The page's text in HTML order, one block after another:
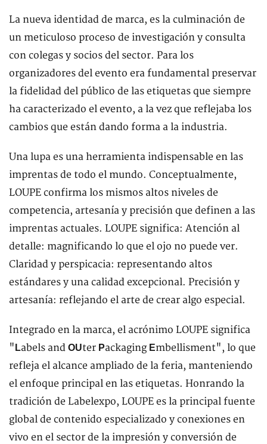
La nueva identidad de marca, es la culminación de
un meticuloso proceso de investigación y consulta
con colegas y socios del sector. Para los
organizadores del evento era fundamental preservar
la fidelidad del público de las etiquetas que siempre
ha caracterizado el evento, a la vez que reflejaba los
cambios que están dando forma a la industria.
Una lupa es una herramienta indispensable en las
imprentas de todo el mundo. Conceptualmente,
LOUPE confirma los mismos altos niveles de
competencia, artesanía y precisión que definen a las
imprentas actuales. LOUPE significa: Atención al
detalle: magnificando lo que el ojo no puede ver.
Claridad y perspicacia: representando altos
estándares y una calidad excepcional. Precisión y
artesanía: reflejando el arte de crear algo especial.
Integrado en la marca, el acrónimo LOUPE significa
" Labels and OUter Packaging Embellisment", lo que
refleja el alcance ampliado de la feria, manteniendo
el enfoque principal en las etiquetas. Honrando la
tradición de Labelexpo, LOUPE es la principal fuente
global de contenido especializado y conexiones en
vivo en el sector de la impresión y conversión de